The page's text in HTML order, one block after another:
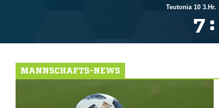
Teutonia 10 3.Hr.
 :
MANNSCHAFTS-NEWS